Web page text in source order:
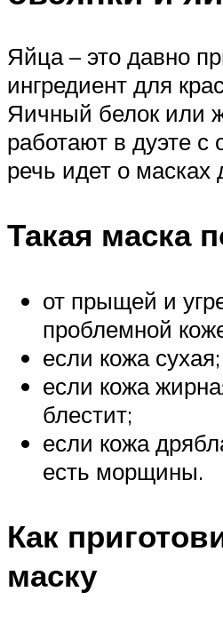
Яйца – это давно
ингредиент для
Яичный белок или
работают в дуэте с
речь идет о масках
Такая маска
от прыщей и
проблемной
если кожа сухая;
если кожа
блестит;
если кожа
есть морщины.
Как
маску